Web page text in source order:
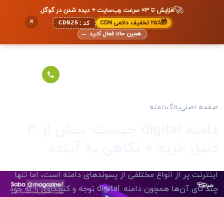
🚀افزایش تا ۳× سرعت وب‌سایت + دیده شدن در گوگل
🎁۲۵٪ تخفیف دائمی CDN کد: CDN25
همین حالا فعال کنید ←
×
صفحه اصلیبلاگدامنه
اینترنت پر از انواع مختلفی از پسوندهای دامنه است، اما تنها
چند تای آن‌ها همچون دامنه .digital توجه و کنجکاوی را به خود